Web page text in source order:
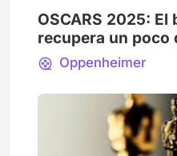
OSCARS 2025:
recupera un poco
Oppenheimer